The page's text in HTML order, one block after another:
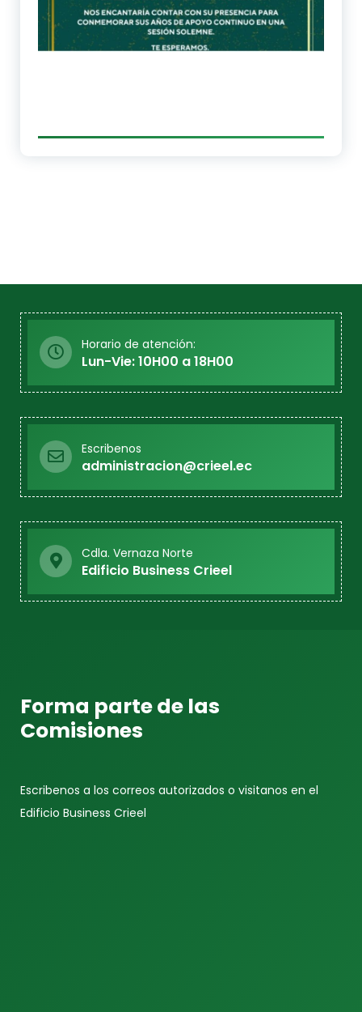
Horario de atención:
Lun-Vie: 10H00 a 18H00
Escribenos
administracion@crieel.ec
Cdla. Vernaza Norte
Edificio Business Crieel
Forma parte de las
Comisiones
Escribenos a los correos autorizados o visitanos en el
Edificio Business Crieel